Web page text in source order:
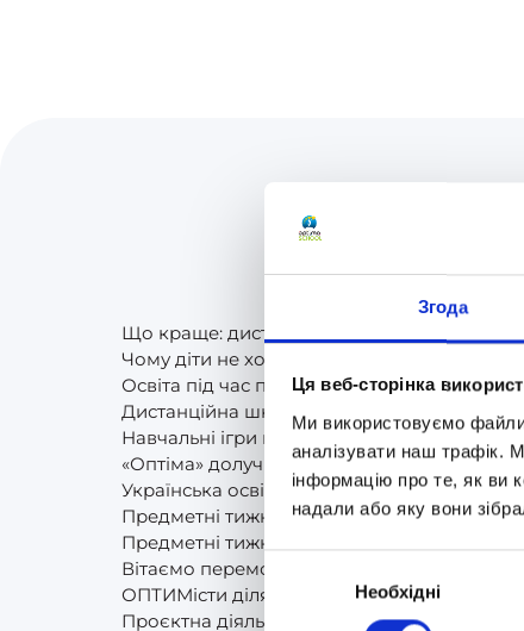
Згода
Ця веб-сторінка
Ми використовуємо файли
аналізувати наш трафік.
інформацію про те, як ви
надали або яку вони
Вибір
згоди
Необхідні
Що краще: дистанційне навчання або
Чому діти не хочуть йти до школи: молодші
Освіта під час пандемії. Частина 2. Як
Дистанційна школа «Оптіма» продовжує
Навчальні ігри в школі (Smart Kids, Bristar,
«Оптіма» долучилась до Міжнародної
Українська освіта для всіх українських
Предметні тижні у дистанційній школі
Предметні тижні в дистанційній школі:
Вітаємо переможців Всеукраїнських
ОПТИМісти діляться враженнями про
Проєктна діяльність. Шестикласники-